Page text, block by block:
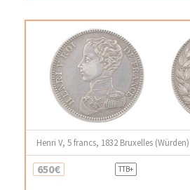
Henri V, 5 francs, 1832 Bruxelles (Würden)
650€ TTB+